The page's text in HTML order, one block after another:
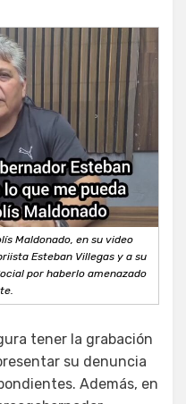
Maldonado, en su video
Esteban Villegas y a su
por haberlo amenazado
tener la grabación
su denuncia
Además, en